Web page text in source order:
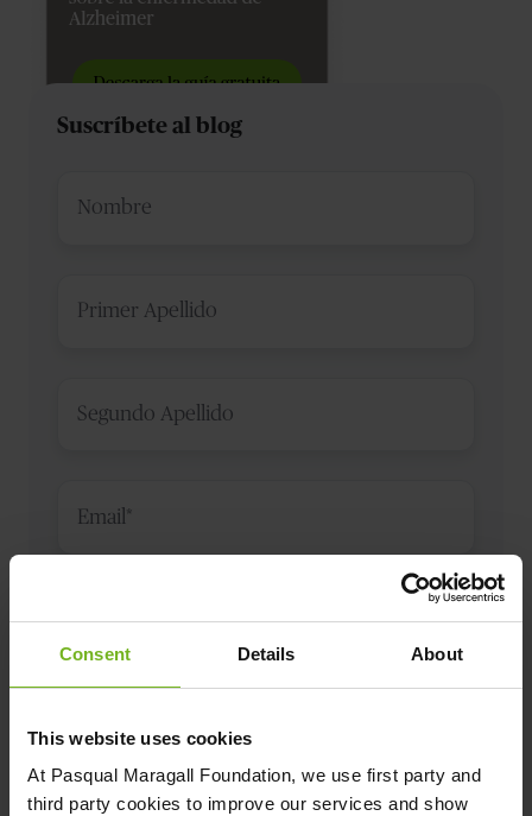
Consent Details About
This website uses cookies
At Pasqual Maragall Foundation, we use first party and
third party cookies to improve our services and show
Suscríbete al blog
Apellido*
Apellido*
país
Me gustaría colaborar para vencer al Alzheimer (te